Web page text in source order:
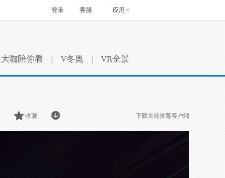
客服 应用
登录
大咖陪你看 | V冬奥 | VR全景
下载央视体育客户端
收藏